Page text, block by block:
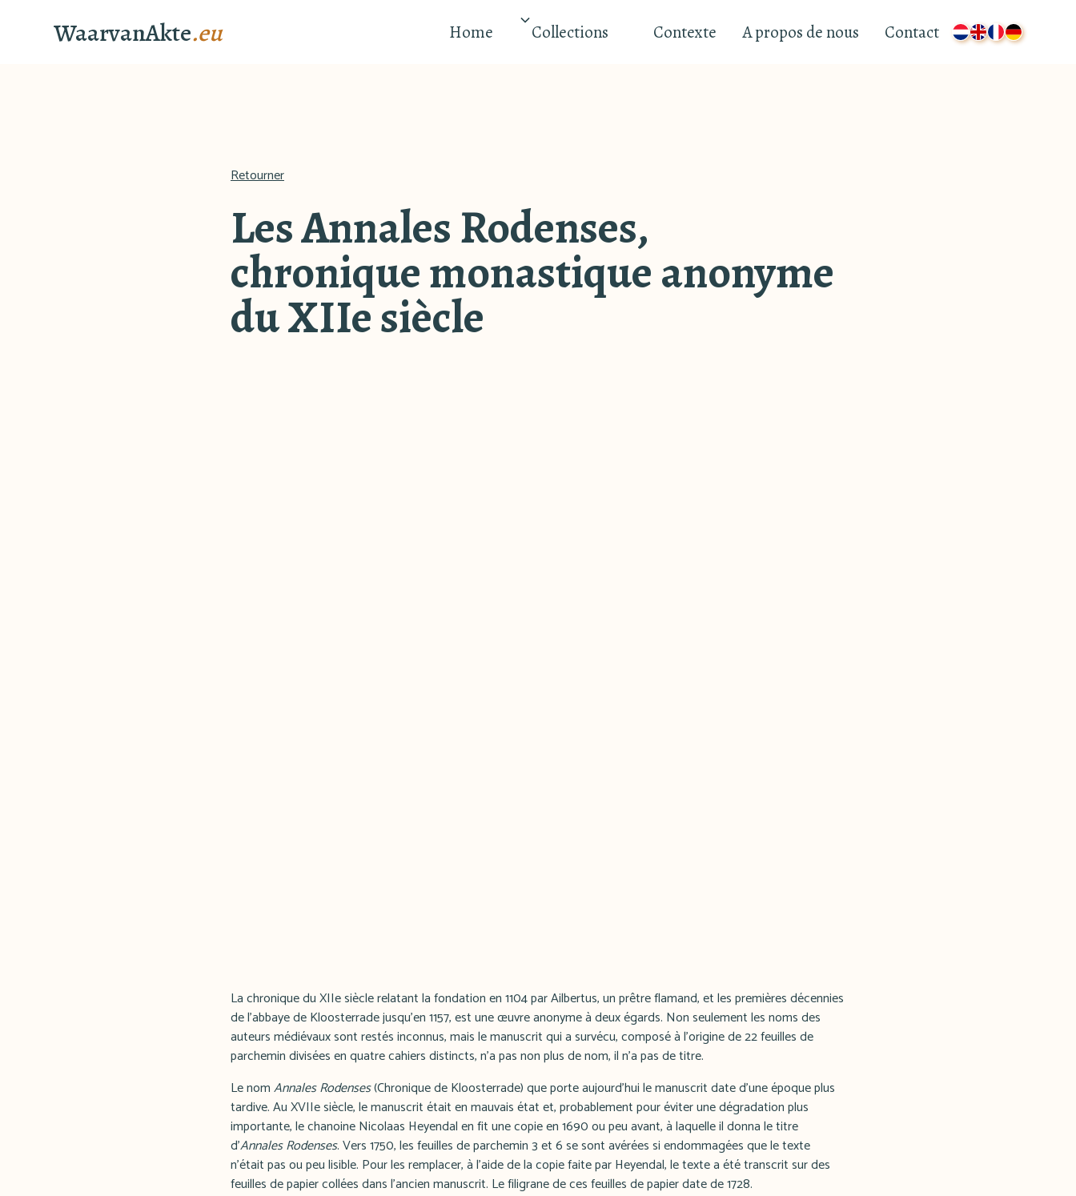
WaarvanAkte.eu Home Collections Contexte A propos de nous Contact
Retourner
Les Annales Rodenses,
chronique monastique anonyme
du XIIe siècle
La chronique du XIIe siècle relatant la fondation en 1104 par Ailbertus, un prêtre flamand, et les premières décennies
de l'abbaye de Kloosterrade jusqu'en 1157, est une œuvre anonyme à deux égards. Non seulement les noms des
auteurs médiévaux sont restés inconnus, mais le manuscrit qui a survécu, composé à l'origine de 22 feuilles de
parchemin divisées en quatre cahiers distincts, n'a pas non plus de nom, il n'a pas de titre.
Le nomAnnales Rodenses(Chronique de Kloosterrade) que porte aujourd'hui le manuscrit date d'une époque plus
tardive. Au XVIIe siècle, le manuscrit était en mauvais état et, probablement pour éviter une dégradation plus
importante, le chanoine Nicolaas Heyendal en fit une copie en 1690 ou peu avant, à laquelle il donna le titre
d'Annales Rodenses. Vers 1750, les feuilles de parchemin 3 et 6 se sont avérées si endommagées que le texte
n'était pas ou peu lisible. Pour les remplacer, à l'aide de la copie faite par Heyendal, le texte a été transcrit sur des
feuilles de papier collées dans l'ancien manuscrit. Le filigrane de ces feuilles de papier date de 1728.